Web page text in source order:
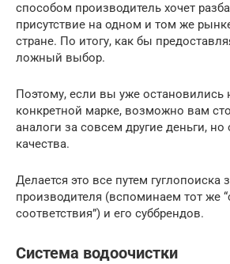
способом производитель хочет
присутствие на одном и том же
стране. По итогу, как бы
ложный выбор.
Поэтому, если вы уже остановились
конкретной марке, возможно вам
аналоги за совсем другие деньги, но
качества.
Делается это все путем гуглопоиска
производителя (вспоминаем тот же
соответствия”) и его суббрендов.
Система водоочистки